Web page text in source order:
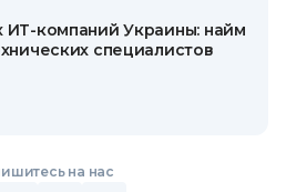
ИТ-компаний Украины: найм
специалистов
на нас